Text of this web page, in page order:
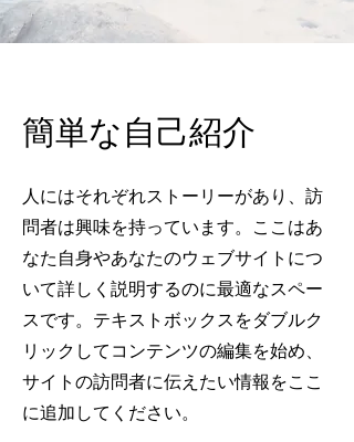
簡単な自己紹介
人にはそれぞれストーリーがあり、訪
問者は興味を持っています。ここはあ
なた自身やあなたのウェブサイトにつ
いて詳しく説明するのに最適なスペー
スです。テキストボックスをダブルク
リックしてコンテンツの編集を始め、
サイトの訪問者に伝えたい情報をここ
に追加してください。